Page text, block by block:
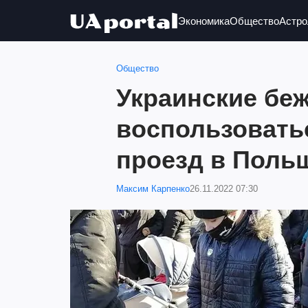
ЭкономикаОбщество
Общество
Украинские
проезд в
Максим Карпенко26.11.2022 07:30